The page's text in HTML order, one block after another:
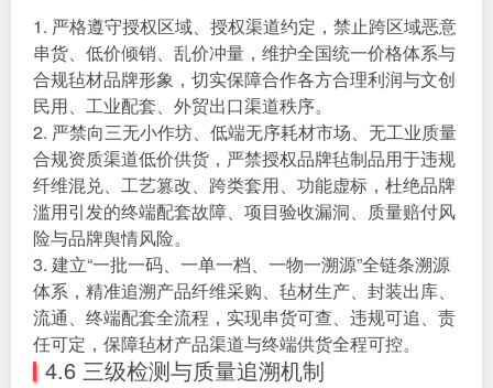
1. 严格遵守授权区域、授权渠道约定，禁止跨区域恶意
串货、低价倾销、乱价冲量，维护全国统一价格体系与
合规毡材品牌形象，切实保障合作各方合理利润与文创
民用、工业配套、外贸出口渠道秩序。
2. 严禁向三无小作坊、低端无序耗材市场、无工业质量
合规资质渠道低价供货，严禁授权品牌毡制品用于违规
纤维混兑、工艺篡改、跨类套用、功能虚标，杜绝品牌
滥用引发的终端配套故障、项目验收漏洞、质量赔付风
险与品牌舆情风险。
3. 建立“一批一码、一单一档、一物一溯源”全链条溯源
体系，精准追溯产品纤维采购、毡材生产、封装出库、
流通、终端配套全流程，实现串货可查、违规可追、责
任可定，保障毡材产品渠道与终端供货全程可控。
4.6 三级检测与质量追溯机制